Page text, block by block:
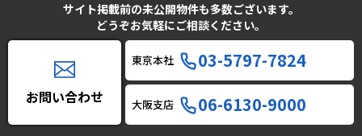
サイト掲載前の未公開物件も多数ございます。
どうぞお気軽にご相談ください。
お問い合わせ
東京本社 03-5797-7824
大阪支店 06-6130-9000